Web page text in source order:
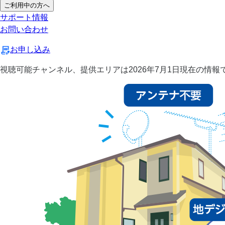
ご利用中の方へ
サポート情報
お問い合わせ
お申し込み
視聴可能チャンネル、提供エリアは2026年7月1日現在の情報